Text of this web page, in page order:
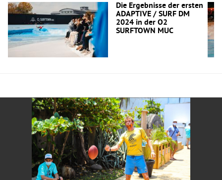
Die Ergebnisse der ersten
ADAPTIVE / SURF DM
2024 in der O2
SURFTOWN MUC